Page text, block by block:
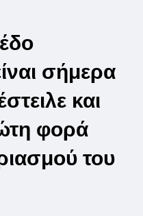
σήμερα
και
φορά
του